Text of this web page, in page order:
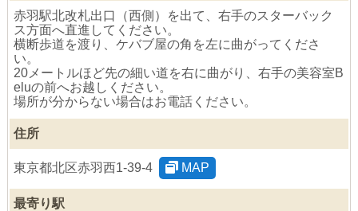
赤羽駅北改札出口（西側）を出て、右手のスターバック
ス方面へ直進してください。
横断歩道を渡り、ケバブ屋の角を左に曲がってくださ
い。
20メートルほど先の細い道を右に曲がり、右手の美容室B
eluの前へお越しください。
場所が分からない場合はお電話ください。
住所
東京都北区赤羽西1-39-4 MAP
最寄り駅